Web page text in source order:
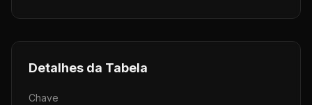
Detalhes da Tabela
Chave